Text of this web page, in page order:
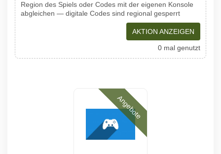
Region des Spiels oder Codes mit der eigenen Konsole
abgleichen — digitale Codes sind regional gesperrt
AKTION ANZEIGEN
0 mal genutzt
Angebote